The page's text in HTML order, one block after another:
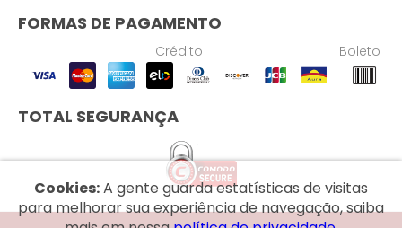
FORMAS DE PAGAMENTO
Crédito Boleto
TOTAL SEGURANÇA
Cookies:A gente guarda estatísticas de visitas
para melhorar sua experiência de navegação, saiba